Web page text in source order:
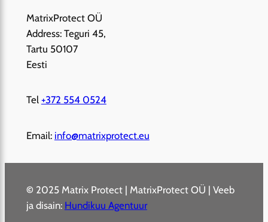
MatrixProtect OÜ
Address: Teguri 45,
Tartu 50107
Eesti
Tel +372 554 0524
Email: info@matrixprotect.eu
© 2025 Matrix Protect | MatrixProtect OÜ | Veeb
ja disain: Hundikuu Agentuur